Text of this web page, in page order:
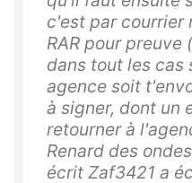
c'est par courrier
RAR pour
dans tout les cas
agence soit
à signer, dont un
retourner à
Renard des
écrit Zaf3421 a